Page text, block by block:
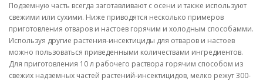
Подземную часть всегда заготавливают с осени и также используют
свежими или сухими. Ниже приводятся несколько примеров
приготовления отваров и настоев горячим и холодным способамми.
Используя другие растения-инсектициды для отваров и настоев
можно пользоваться приведенными количествами ингредиентов.
Для приготовления 10 л рабочего раствора горячим способом из
свежих надземных частей растений-инсектицидов, мелко режут 300-